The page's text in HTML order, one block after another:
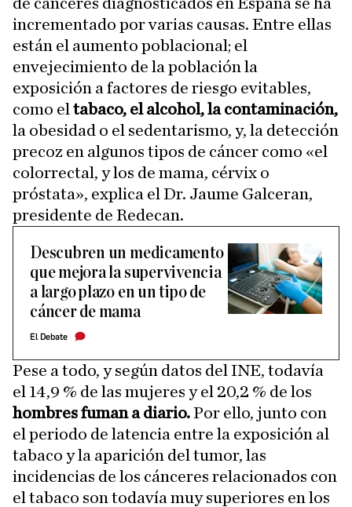
incrementado por varias causas. Entre ellas
están el aumento poblacional; el
envejecimiento de la población la
exposición a factores de riesgo evitables,
como el tabaco, el alcohol, la contaminación,
la obesidad o el sedentarismo, y, la detección
precoz en algunos tipos de cáncer como «el
colorrectal, y los de mama, cérvix o
próstata», explica el Dr. Jaume Galceran,
presidente de Redecan.
Descubren un medicamento
que mejora la supervivencia
a largo plazo en un tipo de
cáncer de mama
El Debate
Pese a todo, y según datos del INE, todavía
el 14,9 % de las mujeres y el 20,2 % de los
hombres fuman a diario.Por ello, junto con
el periodo de latencia entre la exposición al
tabaco y la aparición del tumor, las
incidencias de los cánceres relacionados con
el tabaco son todavía muy superiores en los